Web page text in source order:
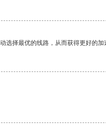
择最优的线路，从而获得更好的加